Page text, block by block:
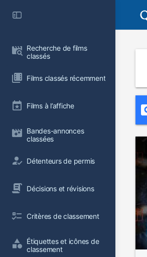
Recherche de films
classés
Films classés récemment
Films à l’affiche
Bandes-annonces
classées
Détenteurs de permis
Décisions et révisions
Critères de classement
Étiquettes et icônes de
classement